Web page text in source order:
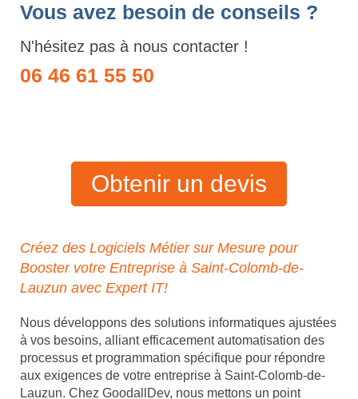
Vous avez besoin de conseils ?
N'hésitez pas à nous contacter !
06 46 61 55 50
Obtenir un devis
Créez des Logiciels Métier sur Mesure pour
Booster votre Entreprise à Saint-Colomb-de-
Lauzun avec Expert IT!
Nous développons des solutions informatiques ajustées
à vos besoins, alliant efficacement automatisation des
processus et programmation spécifique pour répondre
aux exigences de votre entreprise à Saint-Colomb-de-
Lauzun. Chez GoodallDev, nous mettons un point